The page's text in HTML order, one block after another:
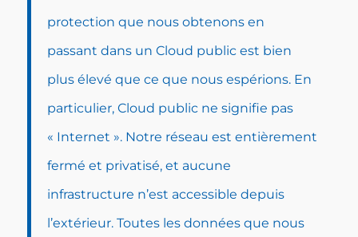
protection que nous obtenons en
passant dans un Cloud public est bien
plus élevé que ce que nous espérions. En
particulier, Cloud publicne signifie pas
« Internet ». Notre réseau est entièrement
fermé et privatisé, et aucune
infrastructure n’est accessible depuis
l’extérieur. Toutes les données que nous